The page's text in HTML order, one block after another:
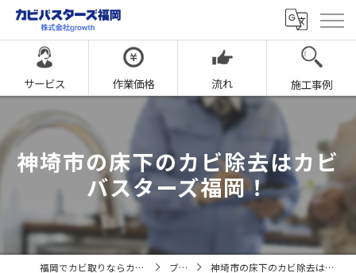
サービス 作業価格 流れ 施工事例
神埼市の床下のカビ除去はカビ
バスターズ福岡！
福岡でカビ取りならカビバスターズ福岡 ブログ 神埼市の床下のカビ除去はカビバスターズ福岡！